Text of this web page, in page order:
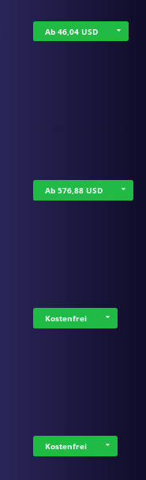
Ab 46,04 USD
Ab 576,88 USD
Kostenfrei
Kostenfrei